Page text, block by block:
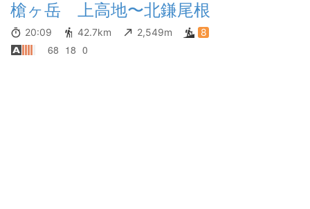
槍ヶ岳 上高地〜北鎌尾根
20:09 42.7km 2,549m 8
68 18 0